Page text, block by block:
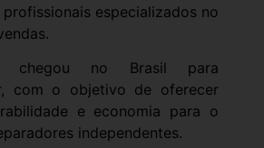
especializados no
chegou no Brasil para
com o objetivo de oferecer
e economia para o
independentes.